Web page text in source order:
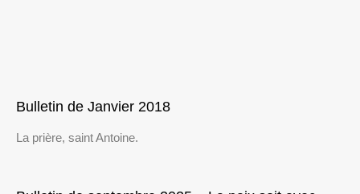
Bulletin de Janvier 2018
La prière, saint Antoine.